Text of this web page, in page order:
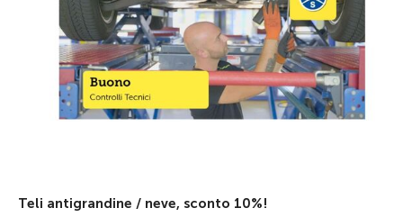
Teli antigrandine / neve, sconto 10%!